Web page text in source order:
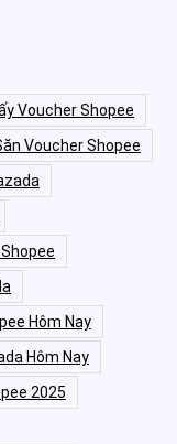
Voucher Shopee
Voucher Shopee
Hôm Nay
Hôm Nay
2025